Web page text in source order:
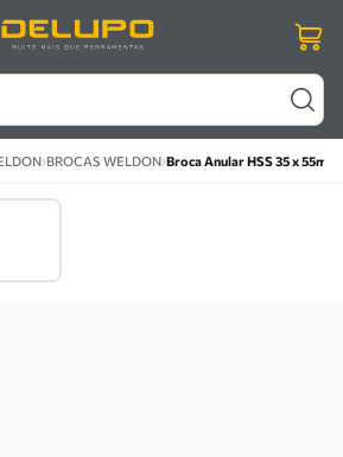
›BROCAS WELDON›Broca Anular HSS 35 x